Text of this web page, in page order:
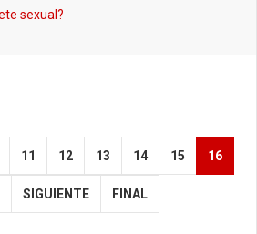
sexual?
11 12 13 14 15 16
SIGUIENTE FINAL